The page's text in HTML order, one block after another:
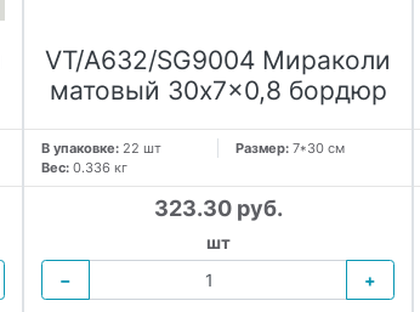
VT/A632/SG9004 Мираколи
матовый 30x7x0,8 бордюр
В упаковке: 22 шт Размер: 7*30 см
Вес: 0.336 кг
323.30 руб.
шт
−
+